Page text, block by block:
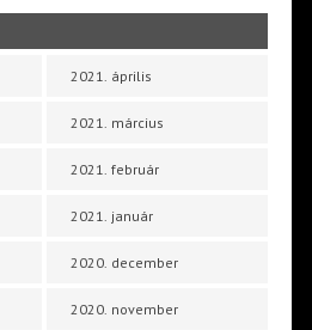
2021. április
2021. március
2021. február
2021. január
2020. december
2020. november